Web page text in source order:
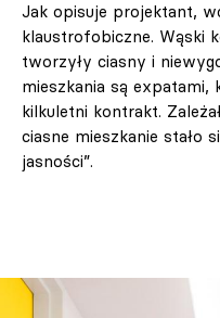
Jak opisuje projektant,
klaustrofobiczne. Wąski
tworzyły ciasny i
mieszkania są
kilkuletni kontrakt.
ciasne mieszkanie stało
jasności”.